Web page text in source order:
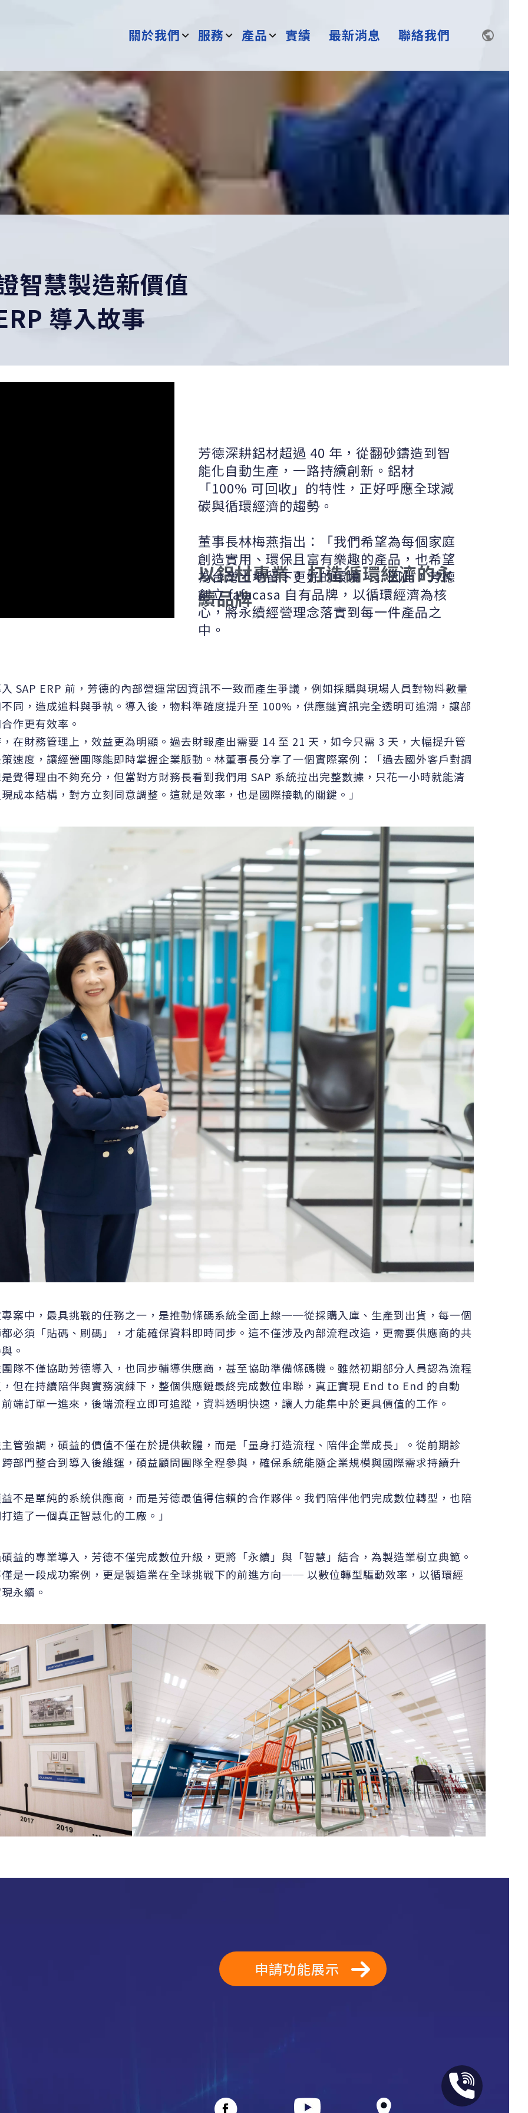
關於我們 服務 產品 實績 最新消息 聯絡我們
智慧製造新價值
導入故事
以鋁材專業，打造循環經濟的永
續品牌
芳德深耕鋁材超過 40 年，從翻砂鑄造到智
能化自動生產，一路持續創新。鋁材
「100% 可回收」的特性，正好呼應全球減
碳與循環經濟的趨勢。
董事長林梅燕指出：「我們希望為每個家庭
創造實用、環保且富有樂趣的產品，也希望
為台灣土地留下更好的環境。」因此，芳德
創立 fafacasa 自有品牌，以循環經濟為核
心，將永續經營理念落實到每一件產品之
中。
SAP ERP 前，芳德的內部營運常因資訊不一致而產生爭議，例如採購與現場人員對物料數量
同，造成追料與爭執。導入後，物料準確度提升至 100%，供應鏈資訊完全透明可追溯，讓部
作更有效率。
在財務管理上，效益更為明顯。過去財報產出需要 14 至 21 天，如今只需 3 天，大幅提升管
速度，讓經營團隊能即時掌握企業脈動。林董事長分享了一個實際案例：「過去國外客戶對調
覺得理由不夠充分，但當對方財務長看到我們用 SAP 系統拉出完整數據，只花一小時就能清
成本結構，對方立刻同意調整。這就是效率，也是國際接軌的關鍵。」
案中，最具挑戰的任務之一，是推動條碼系統全面上線──從採購入庫、生產到出貨，每一個
必須「貼碼、刷碼」，才能確保資料即時同步。這不僅涉及內部流程改造，更需要供應商的共
。
隊不僅協助芳德導入，也同步輔導供應商，甚至協助準備條碼機。雖然初期部分人員認為流程
但在持續陪伴與實務演練下，整個供應鏈最終完成數位串聯，真正實現 End to End 的自動
端訂單一進來，後端流程立即可追蹤，資料透明快速，讓人力能集中於更具價值的工作。
管強調，碩益的價值不僅在於提供軟體，而是「量身打造流程、陪伴企業成長」。從前期診
部門整合到導入後維運，碩益顧問團隊全程參與，確保系統能隨企業規模與國際需求持續升
不是單純的系統供應商，而是芳德最值得信賴的合作夥伴。我們陪伴他們完成數位轉型，也陪
造了一個真正智慧化的工廠。」
益的專業導入，芳德不僅完成數位升級，更將「永續」與「智慧」結合，為製造業樹立典範。
是一段成功案例，更是製造業在全球挑戰下的前進方向── 以數位轉型驅動效率，以循環經
永續。
申請功能展示